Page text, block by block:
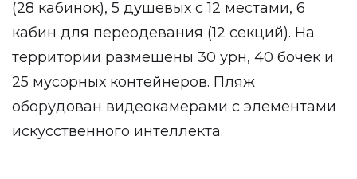
(28 кабинок), 5 душевых с 12 местами, 6
кабин для переодевания (12 секций). На
территории размещены 30 урн, 40 бочек и
25 мусорных контейнеров. Пляж
оборудован видеокамерами с элементами
искусственного интеллекта.